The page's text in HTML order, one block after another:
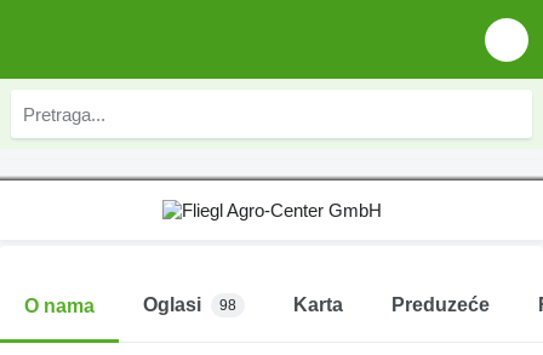
O nama Oglasi 98 Karta Preduzeće